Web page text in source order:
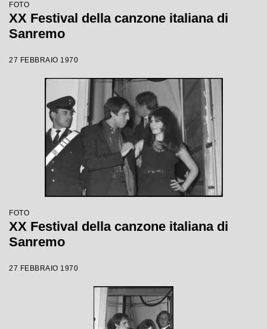
FOTO
XX Festival della canzone italiana di
Sanremo
27 FEBBRAIO 1970
FOTO
XX Festival della canzone italiana di
Sanremo
27 FEBBRAIO 1970